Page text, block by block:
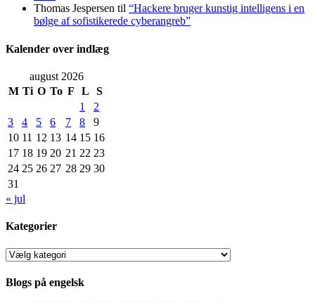
Thomas Jespersen til “Hackere bruger kunstig intelligens i en
bølge af sofistikerede cyberangreb”
Kalender over indlæg
august 2026
M Ti O To F L
S
1
2
3
4 5 6 7 8
9
10 11 12 13 14 15 16
17 18 19 20 21 22 23
24 25 26 27 28 29 30
31
« jul
Kategorier
Kategorier
Blogs på engelsk